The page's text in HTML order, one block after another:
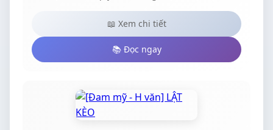
luôn di chuyển cơ sở làm ăn từ Bắc tới Nam kèm
theo vô số chuyện bi hài. Với ước mơ xây dựng
chuỗi cửa hàng buôn vải nổi danh khắp miền
Huyễn Việt, Chu Thanh cùng bạn bè mỗi ngày đều
ra sức cố gắng. Bên cạnh đó là hành trình theo
trong nóng lại có thái độ vô cùng chán ghét Chu
Thanh đến gần.
📖 Xem chi tiết
📚 Đọc ngay